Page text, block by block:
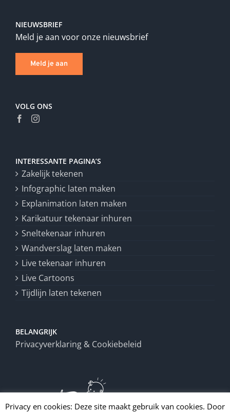
NIEUWSBRIEF
Meld je aan voor onze nieuwsbrief
Meld je aan
VOLG ONS
INTERESSANTE PAGINA’S
Zakelijk tekenen
Infographic laten maken
Explanimation laten maken
Karikatuur tekenaar inhuren
Sneltekenaar inhuren
Wandverslag laten maken
Live tekenaar inhuren
Live Cartoons
Tijdlijn laten tekenen
BELANGRIJK
Privacyverklaring & Cookiebeleid
Privacy en cookies: Deze site maakt gebruik van cookies. Door